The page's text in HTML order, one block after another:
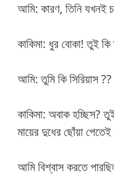
আমি: কারণ, তিনি যখনই
কাকিমা: ধুর বোকা! তুই কি
আমি: তুমি কি সিরিয়াস ??
কাকিমা: অবাক হচ্ছিস?
মায়ের দুধের ছোঁয়া পেতেই
আমি বিশ্বাস করতে